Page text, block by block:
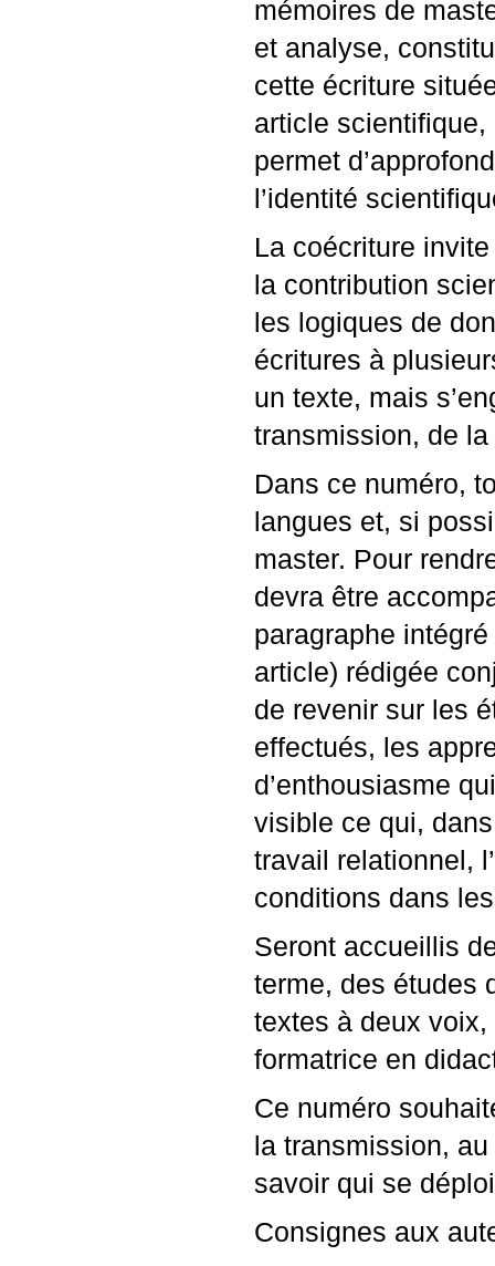
mémoires de
et analyse,
cette écriture
article scientifique,
permet
l’identité
La coécriture
la contribution
les logiques de
écritures à
un texte, mais
transmission, de
Dans ce numéro,
langues et, si
master. Pour
devra être
paragraphe
article) rédigée
de revenir sur les
effectués, les
d’enthousiasme
visible ce qui,
travail relationnel,
conditions dans
Seront accueillis
terme, des études
textes à deux voix,
formatrice en
Ce numéro
la transmission,
savoir qui se
Consignes aux